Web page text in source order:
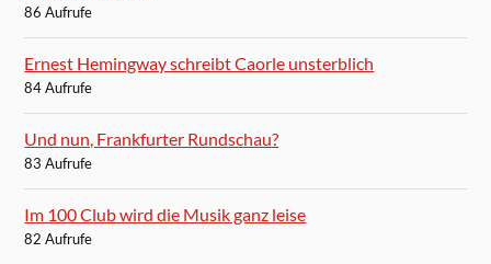
86 Aufrufe
Ernest Hemingway schreibt Caorle unsterblich
84 Aufrufe
Und nun, Frankfurter Rundschau?
83 Aufrufe
Im 100 Club wird die Musik ganz leise
82 Aufrufe